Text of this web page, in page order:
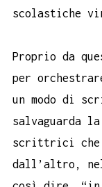
scolastiche
Proprio da
per
un modo di
salvaguarda
scrittrici che
dall’altro,